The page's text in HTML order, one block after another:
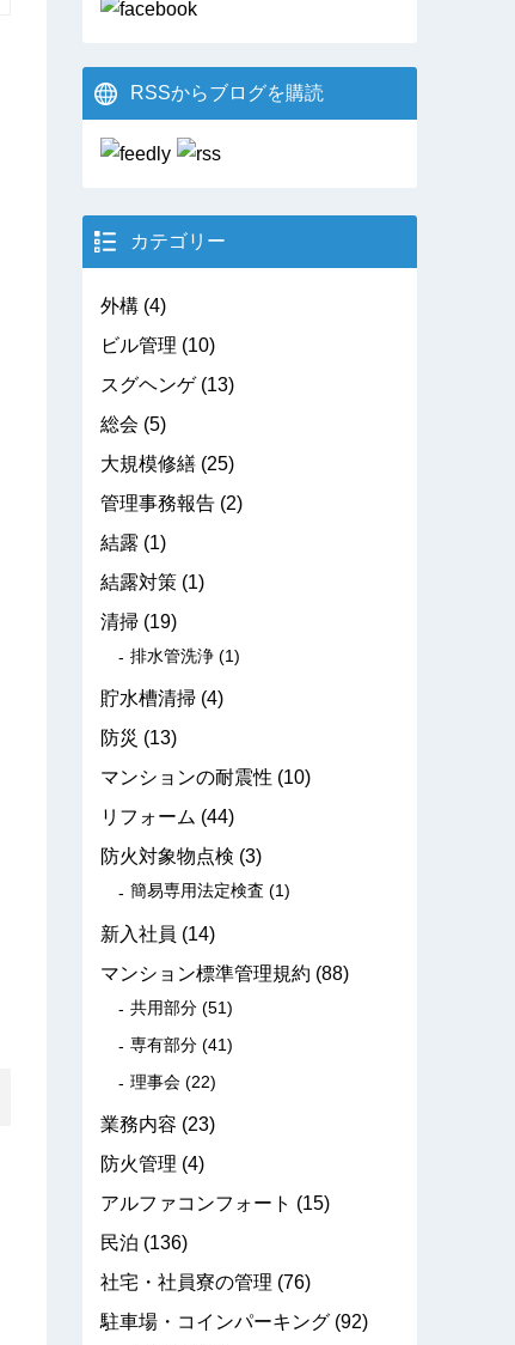
RSSからブログを購読
カテゴリー
外構 (4)
ビル管理 (10)
スグヘンゲ(13)
総会 (5)
大規模修繕 (25)
管理事務報告 (2)
結露 (1)
結露対策 (1)
清掃 (19)
排水管洗浄 (1)
貯水槽清掃 (4)
防災 (13)
マンションの耐震性 (10)
リフォーム (44)
防火対象物点検 (3)
簡易専用法定検査 (1)
新入社員 (14)
マンション標準管理規約 (88)
共用部分 (51)
専有部分 (41)
理事会 (22)
業務内容 (23)
防火管理 (4)
アルファコンフォート (15)
民泊 (136)
社宅・社員寮の管理 (76)
駐車場・コインパーキング (92)